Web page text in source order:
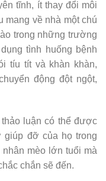
tĩnh, ít thay đổi môi
mang về nhà một chú
trong những trường
tình huống bệnh
tíu tít và khàn khàn,
động đột ngột,
thảo luận có thể được
giúp đỡ của họ trong
mèo lớn tuổi mà
chắn sẽ đến.